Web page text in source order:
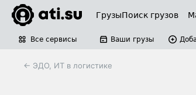
ГрузыПоиск грузов
Все сервисы Ваши грузы
← ЭДО, ИТ в логистике